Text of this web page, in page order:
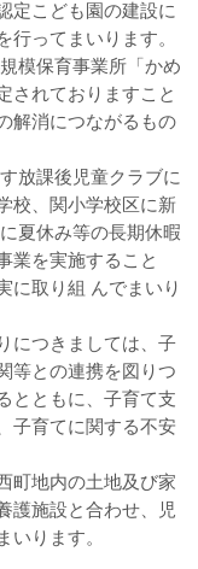
定こども園の建設に
行ってまいります。
模保育事業所「かめ
されておりますこと
解消につながるもの
放課後児童クラブに
校、関小学校区に新
夏休み等の長期休暇
業を実施すること
に取り組 んでまいり
につきましては、子
等との連携を図りつ
とともに、子育て支
子育てに関する不安
町地内の土地及び家
護施設と合わせ、児
いります。